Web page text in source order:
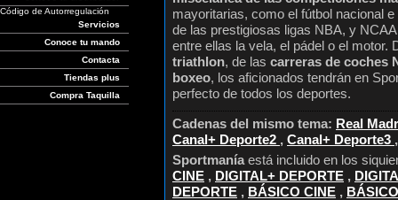
Código de Autorregulación
Servicios
Conoce tu mando
Contacta
Tiendas plus
Compra Taquilla
mayoritarias, como el fútbol nacional
de las prestigiosas ligas NBA, y
entre ellas la vela, el pádel o el motor.
triathlon, de las carreras de coches
boxeo, los aficionados tendrán en
perfecto de todos los deportes.
Cadenas del mismo tema: Real
Canal+ Deporte2 , Canal+ Deporte3
Sportmanía está incluido en los
CINE , DIGITAL+ DEPORTE ,
DEPORTE , BÁSICO CINE , BÁSICO